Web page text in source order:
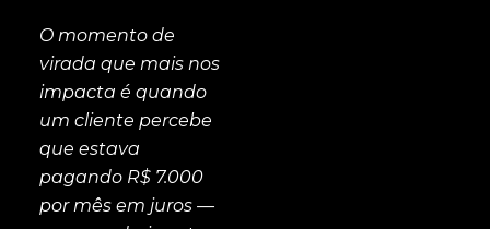
O momento de
virada que mais nos
impacta é quando
um cliente percebe
que estava
pagando R$ 7.000
por mês em juros —